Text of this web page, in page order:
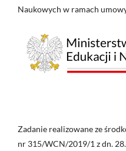
Naukowych w ramach
Zadanie realizowane ze
nr 315/WCN/2019/1 z dn.